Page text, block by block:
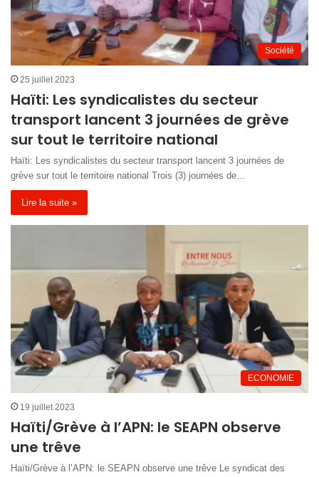
Société
25 juillet 2023
Haïti: Les syndicalistes du secteur
transport lancent 3 journées de grève
sur tout le territoire national
Haïti: Les syndicalistes du secteur transport lancent 3 journées de
grève sur tout le territoire national Trois (3) journées de…
Lire la suite »
ECONOMIE
19 juillet 2023
Haïti/Grève à l’APN: le SEAPN observe
une trêve
Haïti/Grève à l’APN: le SEAPN observe une trêve Le syndicat des